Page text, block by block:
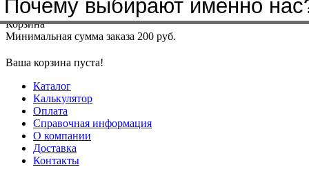
Меню+7(4912)50-37-50sbit@krep62.ru
Корзина
Минимальная сумма заказа 200 руб.
Ваша корзина пуста!
Каталог
Калькулятор
Оплата
Справочная информация
О компании
Доставка
Контакты
с которыми мы
Почему выбирают именно